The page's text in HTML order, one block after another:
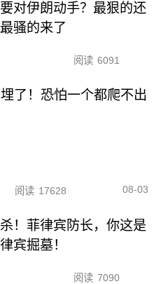
对伊朗动手？最狠的还
骚的来了
阅读 6091
了！恐怕一个都爬不出
阅读 17628 08-03
！菲律宾防长，你这是
宾掘墓！
阅读 7090